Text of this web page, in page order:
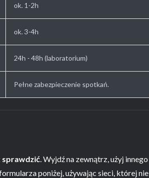
ok. 1-2h
ok. 3-4h
24h - 48h (laboratorium)
Pełne zabezpieczenie spotkań.
sprawdzić. Wyjdź na zewnątrz, użyj innego
poniżej, używając sieci, której nie